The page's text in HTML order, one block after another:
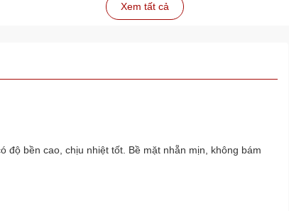
Xem tất cả
bền cao, chịu nhiệt tốt. Bề mặt nhẵn mịn, không bám